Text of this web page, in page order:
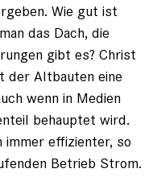
Wie gut ist
das Dach, die
gibt es? Christ
der Altbauten eine
wenn in Medien
behauptet wird.
immer effizienter, so
Betrieb Strom.